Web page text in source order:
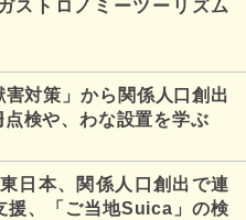
ストロノミーツーリズム
対策」から関係人口創出
検や、わな設置を学ぶ
日本、関係人口創出で連
援、「ご当地Suica」の検